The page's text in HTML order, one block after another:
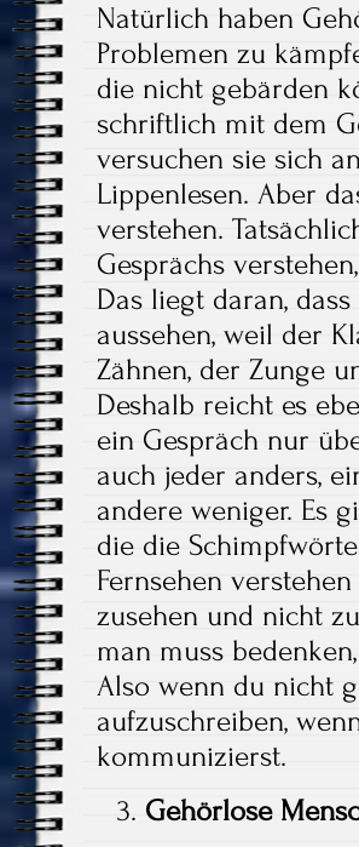
Natürlich haben
Problemen zu
die nicht gebärden
schriftlich mit dem
versuchen sie sich
Lippenlesen. Aber
verstehen.
Gesprächs
Das liegt daran,
aussehen, weil der
Zähnen, der Zunge
Deshalb reicht es
ein Gespräch nur
auch jeder anders,
andere weniger. Es
die die
Fernsehen
zusehen und nicht
man muss
Also wenn du nicht
aufzuschreiben,
kommunizierst.
Gehörlose